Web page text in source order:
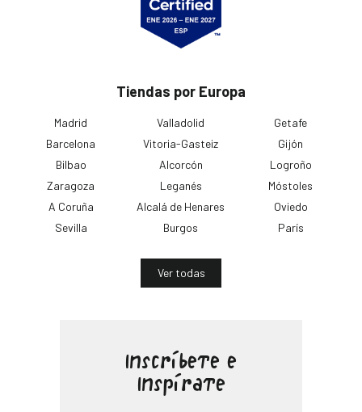
Tiendas por Europa
Madrid
Barcelona
Bilbao
Zaragoza
A Coruña
Sevilla
Valladolid
Vitoria-Gasteiz
Alcorcón
Leganés
Alcalá de Henares
Burgos
Getafe
Gijón
Logroño
Móstoles
Oviedo
París
Ver todas
Inscríbete e
Inspírate